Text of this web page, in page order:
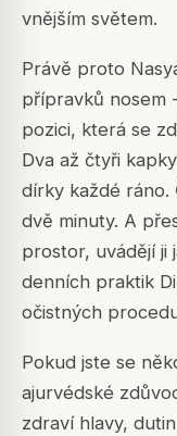
vnějším světem.
Právě proto
přípravků nosem
pozici, která se
Dva až čtyři
dírky každé ráno.
dvě minuty. A
prostor, uvádějí ji
denních praktik
očistných
Pokud jste se
ajurvédské
zdraví hlavy,